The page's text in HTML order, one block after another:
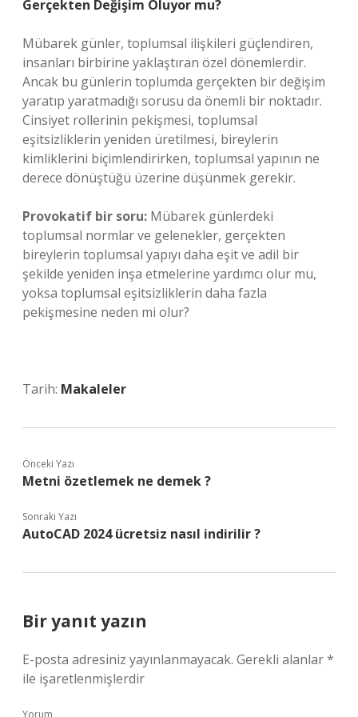
Gerçekten Değişim Oluyor mu?
Mübarek günler, toplumsal ilişkileri güçlendiren,
insanları birbirine yaklaştıran özel dönemlerdir.
Ancak bu günlerin toplumda gerçekten bir değişim
yaratıp yaratmadığı sorusu da önemli bir noktadır.
Cinsiyet rollerinin pekişmesi, toplumsal
eşitsizliklerin yeniden üretilmesi, bireylerin
kimliklerini biçimlendirirken, toplumsal yapının ne
derece dönüştüğü üzerine düşünmek gerekir.
Provokatif bir soru: Mübarek günlerdeki
toplumsal normlar ve gelenekler, gerçekten
bireylerin toplumsal yapıyı daha eşit ve adil bir
şekilde yeniden inşa etmelerine yardımcı olur mu,
yoksa toplumsal eşitsizliklerin daha fazla
pekişmesine neden mi olur?
Tarih: Makaleler
Önceki Yazı
Metni özetlemek ne demek ?
Sonraki Yazı
AutoCAD 2024 ücretsiz nasıl indirilir ?
Bir yanıt yazın
E-posta adresiniz yayınlanmayacak. Gerekli alanlar*
ile işaretlenmişlerdir
Yorum